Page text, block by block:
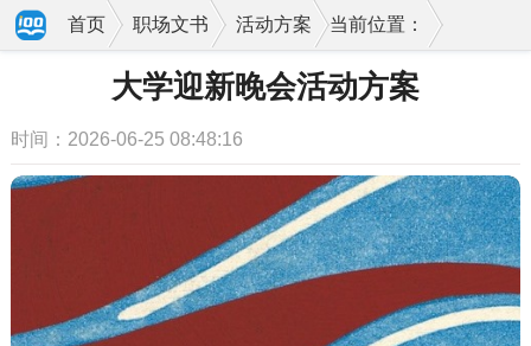
当前位置：
首页 职场文书 活动方案
大学迎新晚会活动方案
时间：2026-06-25 08:48:16